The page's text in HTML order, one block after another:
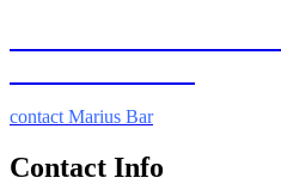
contact Marius Bar
Contact Info